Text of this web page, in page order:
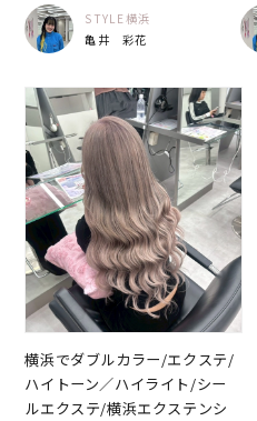
STYLE横浜
亀井 彩花
横浜でダブルカラー/エクステ/
ハイトーン／ハイライト/シー
ルエクステ/横浜エクステンシ